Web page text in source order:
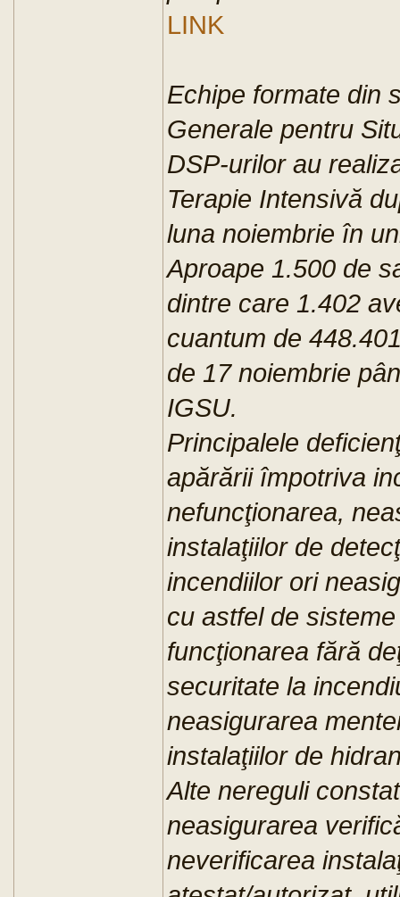
LINK
Echipe formate din
Generale pentru
DSP-urilor au
Terapie Intensivă
luna noiembrie în
Aproape 1.500 de
dintre care 1.402
cuantum de
de 17 noiembrie
IGSU.
Principalele
apărării împotriva
nefuncţionarea,
instalaţiilor de
incendiilor ori
cu astfel de
funcţionarea fără
securitate la
neasigurarea
instalaţiilor de
Alte nereguli
neasigurarea
neverificarea